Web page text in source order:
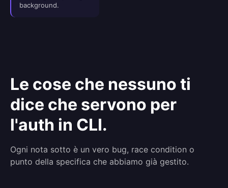
background.
Le cose che nessuno ti
dice che servono per
l'auth in CLI.
Ogni nota sotto è un vero bug, race condition o
punto della specifica che abbiamo già gestito.